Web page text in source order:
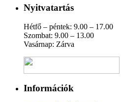
Nyitvatartás
Hétfő – péntek: 9.00 – 17.00
Szombat: 9.00 – 13.00
Vasárnap: Zárva
Információk